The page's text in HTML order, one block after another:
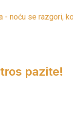
- noću se razgori,
pazite!